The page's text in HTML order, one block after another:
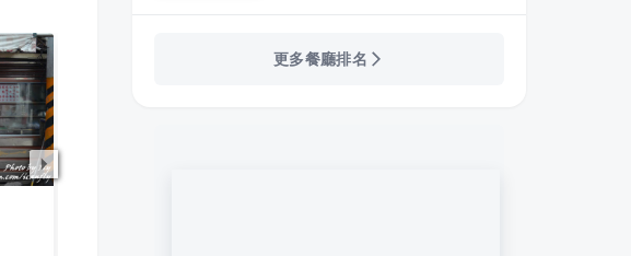
更多餐廳排名